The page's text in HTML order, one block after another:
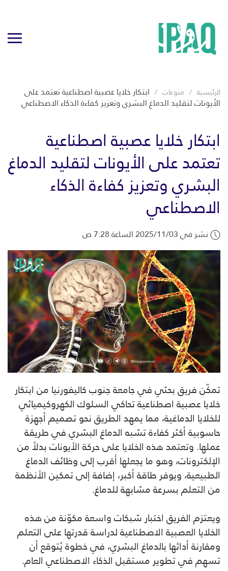
الرئيسية منوعات ابتكار خلايا عصبية اصطناعية تعتمد على
الأيونات لتقليد الدماغ البشري وتعزيز كفاءة الذكاء الاصطناعي
ابتكار خلايا عصبية اصطناعية
تعتمد على الأيونات لتقليد الدماغ
البشري وتعزيز كفاءة الذكاء
الاصطناعي
نشر في 2025/11/03 الساعة 7:28 ص
تمكّن فريق بحثي في جامعة جنوب كاليفورنيا من ابتكار
خلايا عصبية اصطناعية تحاكي السلوك الكهروكيميائي
للخلايا الدماغية، مما يمهد الطريق نحو تصميم أجهزة
حاسوبية أكثر كفاءة تشبه الدماغ البشري في طريقة
عملها. وتعتمد هذه الخلايا على حركة الأيونات بدلاً من
الإلكترونات، وهو ما يجعلها أقرب إلى وظائف الدماغ
الطبيعية، ويوفر طاقة أكبر، إضافة إلى تمكين الأنظمة
من التعلم بسرعة مشابهة للدماغ.
ويعتزم الفريق اختبار شبكات واسعة مكوّنة من هذه
الخلايا العصبية الاصطناعية لدراسة قدرتها على التعلم
ومقارنة أدائها بالدماغ البشري، في خطوة يُتوقع أن
تسهم في تطوير مستقبل الذكاء الاصطناعي العام.